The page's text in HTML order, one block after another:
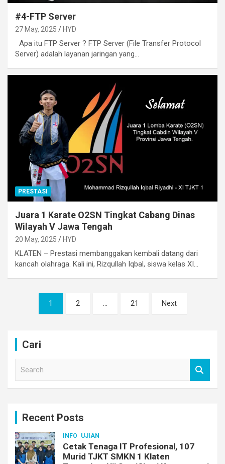
#4-FTP Server
27 May, 2025 HYD
Apa itu FTP Server ? FTP Server (File Transfer Protocol
Server) adalah layanan jaringan yang…
PRESTASI
Juara 1 Karate O2SN Tingkat Cabang Dinas
Wilayah V Jawa Tengah
20 May, 2025 HYD
KLATEN – Prestasi membanggakan kembali datang dari
kancah olahraga. Kali ini, Rizqullah Iqbal, siswa kelas XI…
pagination
1 2 … 21 Next
Cari
Recent Posts
INFO UJIAN
Cetak Tenaga IT Profesional, 107
Murid TJKT SMKN 1 Klaten